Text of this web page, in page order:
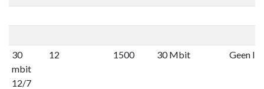
30
mbit
12/7
12 1500 30 Mbit Geen